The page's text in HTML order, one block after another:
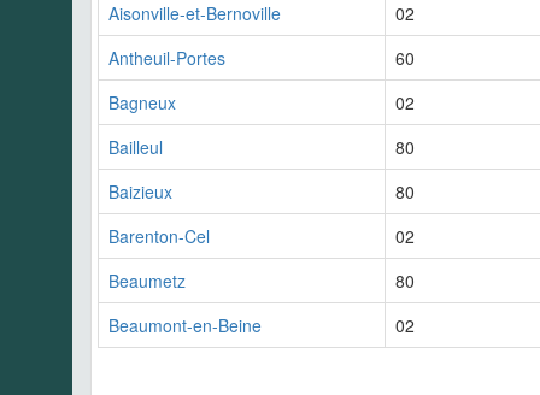
Aisonville-et-Bernoville
02
Antheuil-Portes
60
Bagneux
02
Bailleul
80
Baizieux
80
Barenton-Cel
02
Beaumetz
80
Beaumont-en-Beine
02